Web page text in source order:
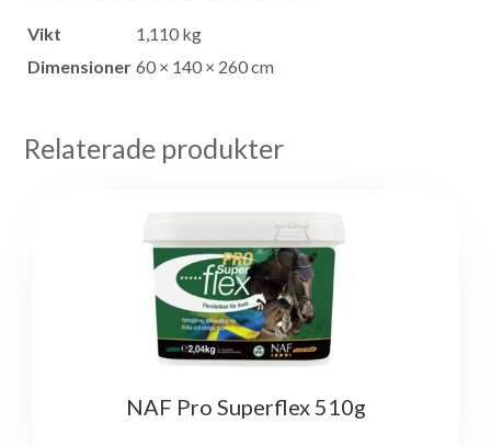
Vikt
1,110 kg
Dimensioner 60 × 140 × 260 cm
Relaterade produkter
NAF Pro Superflex 510g